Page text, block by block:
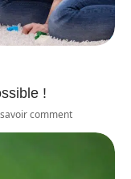
!
comment